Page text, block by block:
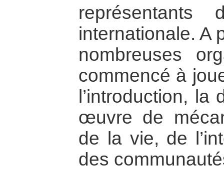
représentants
internationale. A
nombreuses
commencé à
l’introduction,
œuvre de
de la vie, de
des